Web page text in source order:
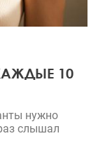
10
нужно
слышал